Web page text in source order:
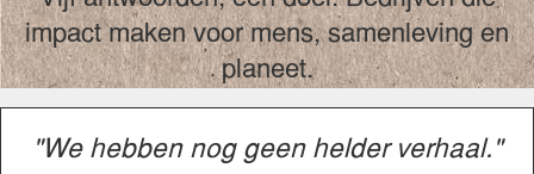
impact maken voor mens, samenleving en
planeet.
"We hebben nog geen helder verhaal."